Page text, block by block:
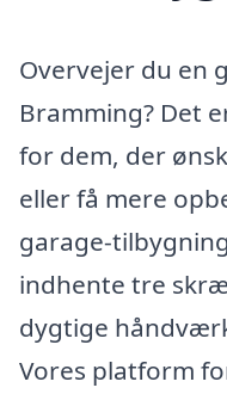
Overvejer du en
Bramming? Det
for dem, der
eller få mere
garage-
indhente tre
dygtige
Vores platform